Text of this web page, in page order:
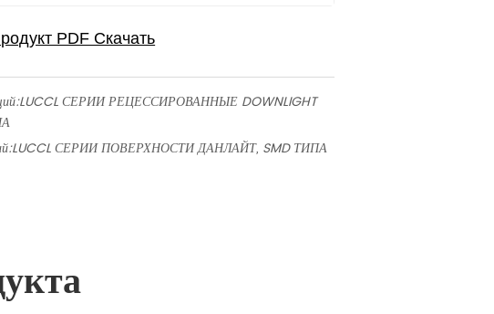
LUCCL СЕРИИ РЕЦЕССИРОВАННЫЕ DOWNLIGHT
LUCCL СЕРИИ ПОВЕРХНОСТИ ДАНЛАЙТ, SMD ТИПА